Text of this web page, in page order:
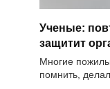
Ученые:
защитит
Многие
помнить,